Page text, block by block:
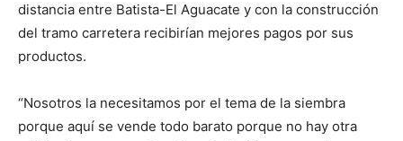
distancia entre Batista-El Aguacate y con la construcción
del tramo carretera recibirían mejores pagos por sus
productos.
“Nosotros la necesitamos por el tema de la siembra
porque aquí se vende todo barato porque no hay otra